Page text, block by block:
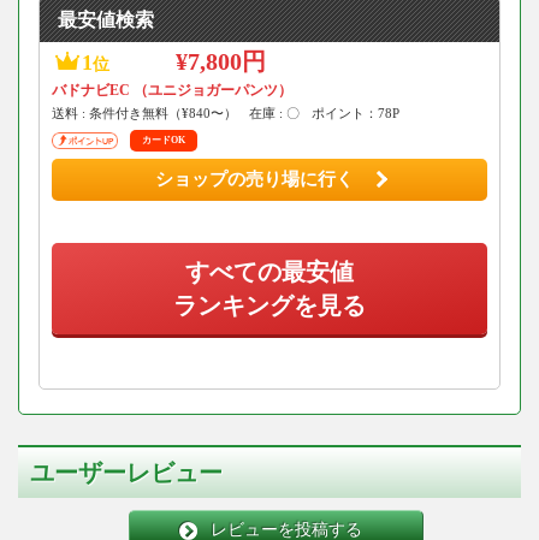
最安値検索
1 位 ¥7,800円
バドナビEC （ユニジョガーパンツ）
送料 : 条件付き無料（¥840〜） 在庫 : 〇 ポイント：78P
カードOK
ショップの売り場に行く
すべての最安値
ランキングを見る
ユーザーレビュー
レビューを投稿する